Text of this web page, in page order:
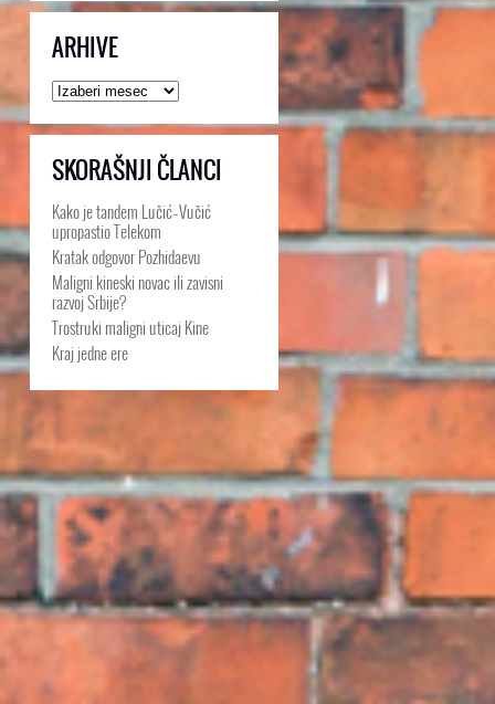
ARHIVE
Arhive
SKORAŠNJI ČLANCI
Kako je tandem Lučić–Vučić
upropastio Telekom
Kratak odgovor Pozhidaevu
Maligni kineski novac ili zavisni
razvoj Srbije?
Trostruki maligni uticaj Kine
Kraj jedne ere